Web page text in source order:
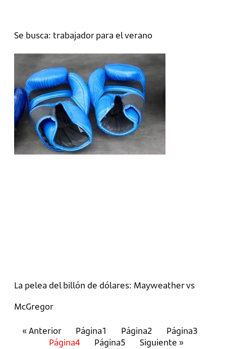
Se busca: trabajador para el verano
La pelea del billón de dólares: Mayweather vs
McGregor
« Anterior Página1 Página2 Página3
Página4 Página5 Siguiente »